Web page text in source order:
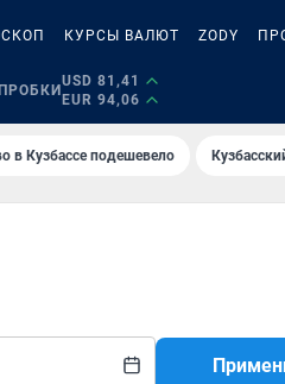
КУРСЫ ВАЛЮТ ZODY
USD 81,41
EUR 94,06
в Кузбассе подешевело